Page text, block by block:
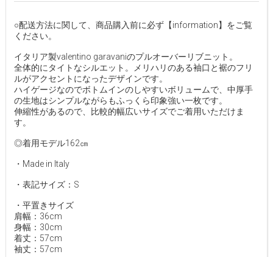
○配送方法に関して、商品購入前に必ず【information】をご覧
ください。
イタリア製valentino garavaniのプルオーバーリブニット。
全体的にタイトなシルエット。メリハリのある袖口と裾のフリ
ルがアクセントになったデザインです。
ハイゲージなのでボトムインのしやすいボリュームで、中厚手
の生地はシンプルながらもふっくら印象強い一枚です。
伸縮性があるので、比較的幅広いサイズでご着用いただけま
す。
◎着用モデル162㎝
・Made in Italy
・表記サイズ：S
・平置きサイズ
肩幅：36cm
身幅：30cm
着丈：57cm
袖丈：57cm